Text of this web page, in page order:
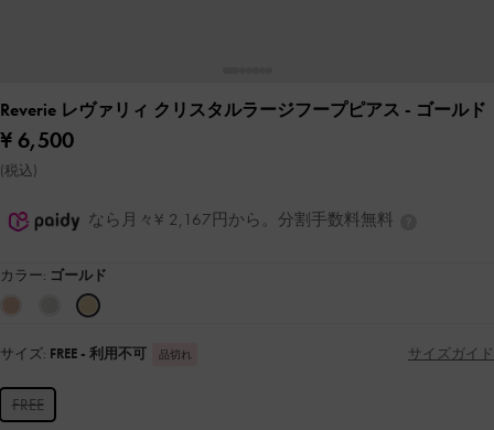
Reverie レヴァリィ クリスタルラージフープピアス - ゴールド
¥ 6,500
(税込)
なら月々¥ 2,167円から。分割手数料無料
カラー: ゴールド
サイズ: FREE - 利用不可 品切れ サイズガイド
FREE